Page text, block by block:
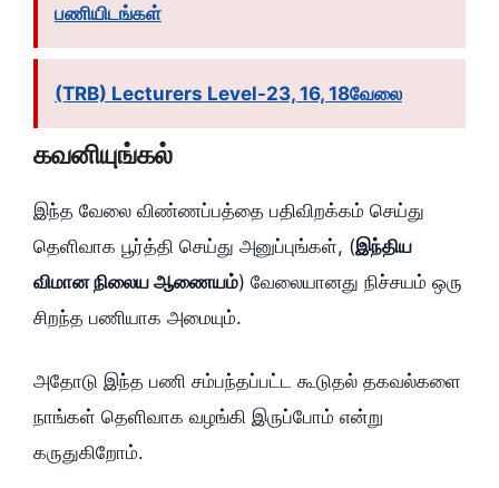
பணியிடங்கள்
(TRB) Lecturers Level-23, 16, 18வேலை
கவனியுங்கல்
இந்த வேலை விண்ணப்பத்தை பதிவிறக்கம் செய்து
தெளிவாக பூர்த்தி செய்து அனுப்புங்கள், (இந்திய
விமான நிலைய ஆணையம்) வேலையானது நிச்சயம் ஒரு
சிறந்த பணியாக அமையும்.
அதோடு இந்த பணி சம்பந்தப்பட்ட கூடுதல் தகவல்களை
நாங்கள் தெளிவாக வழங்கி இருப்போம் என்று
கருதுகிறோம்.